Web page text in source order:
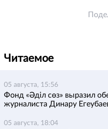
Читаемое
05 августа, 15:56
Фонд «Әділ сөз» выразил
журналиста Динару
05 августа, 18:04